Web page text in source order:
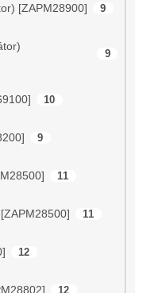
[ZAPM28900] 9
9
10
9
11
11
12
12